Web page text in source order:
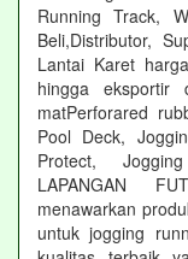
Running Track,
Beli,Distributor,
Lantai Karet
hingga eksportir
matPerforared
Pool Deck,
Protect,
LAPANGAN
menawarkan
untuk jogging